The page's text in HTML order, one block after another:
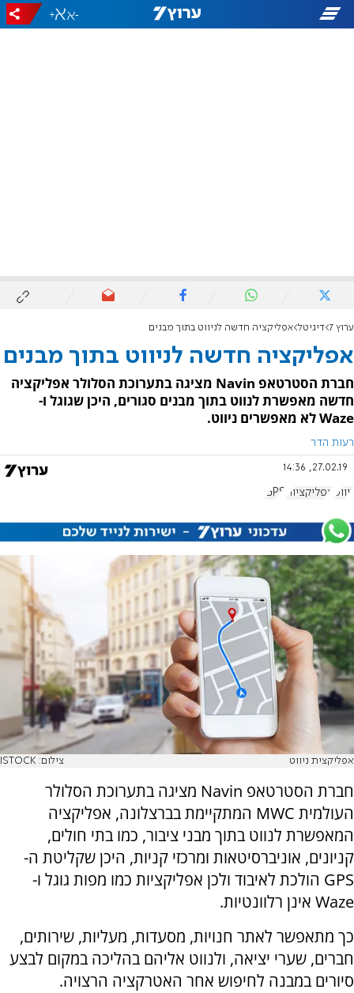
-
+
ערוץ 7 דיגיטל אפליקציה חדשה לניווט בתוך מבנים
אפליקציה חדשה לניווט בתוך מבנים
חברת הסטרטאפ Navin מציגה בתערוכת הסלולר אפליקציה
חדשה מאפשרת לנווט בתוך מבנים סגורים, היכן שגוגל ו-
Waze לא מאפשרים ניווט.
רעות הדר
27.02.19, 14:36
ניווט אפליקציות GPS
אפליקצית ניווט צילום: ISTOCK
חברת הסטרטאפ Navin מציגה בתערוכת הסלולר
העולמית MWC המתקיימת בברצלונה, אפליקציה
המאפשרת לנווט בתוך מבני ציבור, כמו בתי חולים,
קניונים, אוניברסיטאות ומרכזי קניות, היכן שקליטת ה-
GPS הולכת לאיבוד ולכן אפליקציות כמו מפות גוגל ו-
Waze אינן רלוונטיות.
כך מתאפשר לאתר חנויות, מסעדות, מעליות, שירותים,
חברים, שערי יציאה, ולנווט אליהם בהליכה במקום לבצע
סיורים במבנה לחיפוש אחר האטרקציה הרצויה.